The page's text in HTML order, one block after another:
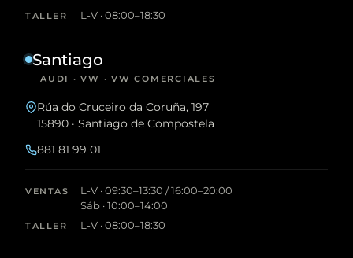
TALLER L-V · 08:00–18:30
Santiago
AUDI · VW · VW COMERCIALES
Rúa do Cruceiro da Coruña, 197
15890 · Santiago de Compostela
881 81 99 01
VENTAS
L-V · 09:30–13:30 / 16:00–20:00
Sáb · 10:00–14:00
TALLER L-V · 08:00–18:30